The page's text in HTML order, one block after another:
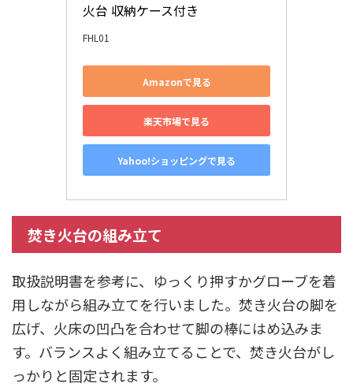
火台 収納ケース付き
FHL01
Amazonで見る
楽天市場で見る
Yahoo!ショッピングで見る
焚き火台の組み立て
取扱説明書を参考に、ゆっくり押すかグローブを着
用しながら組み立てを行いました。焚き火台の脚を
広げ、火床の凹凸を合わせて脚の棒にはめ込みま
す。バランスよく組み立てることで、焚き火台がし
っかりと固定されます。